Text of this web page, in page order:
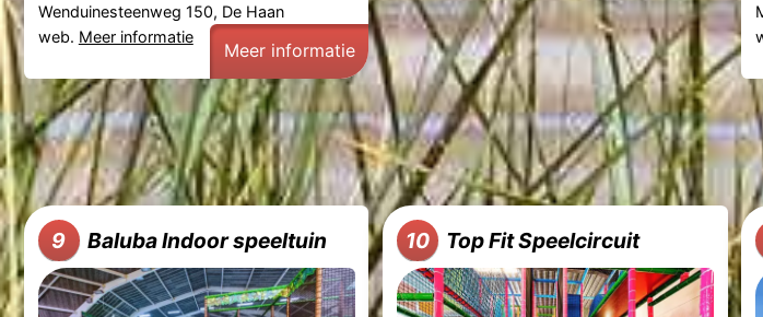
Wenduinesteenweg 150, De Haan
web. Meer informatie
Meer informatie
9 Baluba Indoor speeltuin 10 Top Fit Speelcircuit